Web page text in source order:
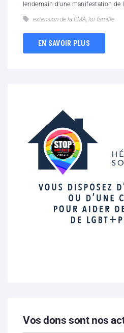
lendemain d’une manifestation de
extension de la PMA, loi famille
EN SAVOIR PLUS
Vos dons sont nos